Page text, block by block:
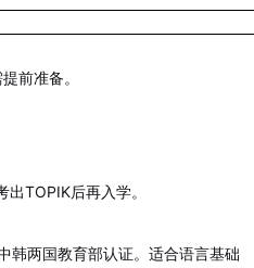
前准备。
TOPIK后再入学。
韩两国教育部认证。适合语言基础